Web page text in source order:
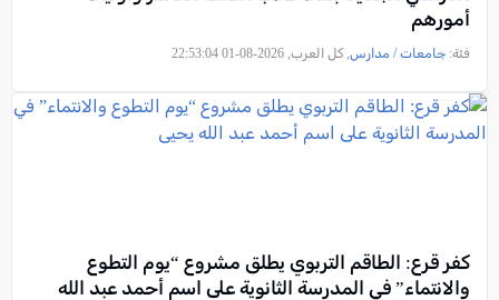
أمورهم
فئة: جامعات / مدارس , كل العرب, 2026-08-01 22:53:04
كفر قرع: الطاقم التربوي يطلق مشروع “يوم التطوع
والانتماء” في المدرسة الثانوية على اسم أحمد عبد الله